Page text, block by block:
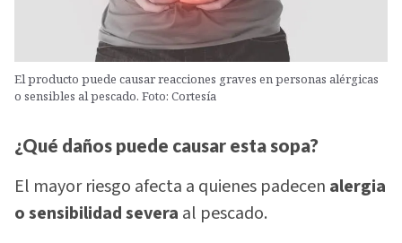
El producto puede causar reacciones graves en personas alérgicas
o sensibles al pescado. Foto: Cortesía
¿Qué daños puede causar esta sopa?
El mayor riesgo afecta a quienes padecen alergia
o sensibilidad severa al pescado.